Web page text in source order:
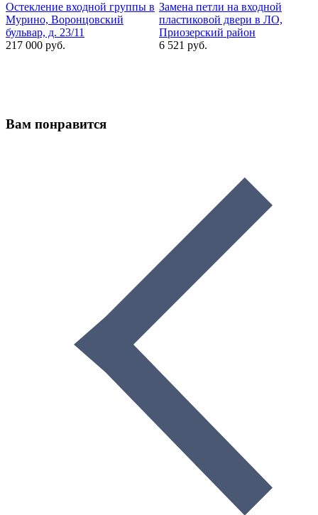
Остекление входной группы в
Мурино, Воронцовский
бульвар, д. 23/11
217 000 руб.
Замена петли на входной
пластиковой двери в ЛО,
Приозерский район
6 521 руб.
Вам понравится